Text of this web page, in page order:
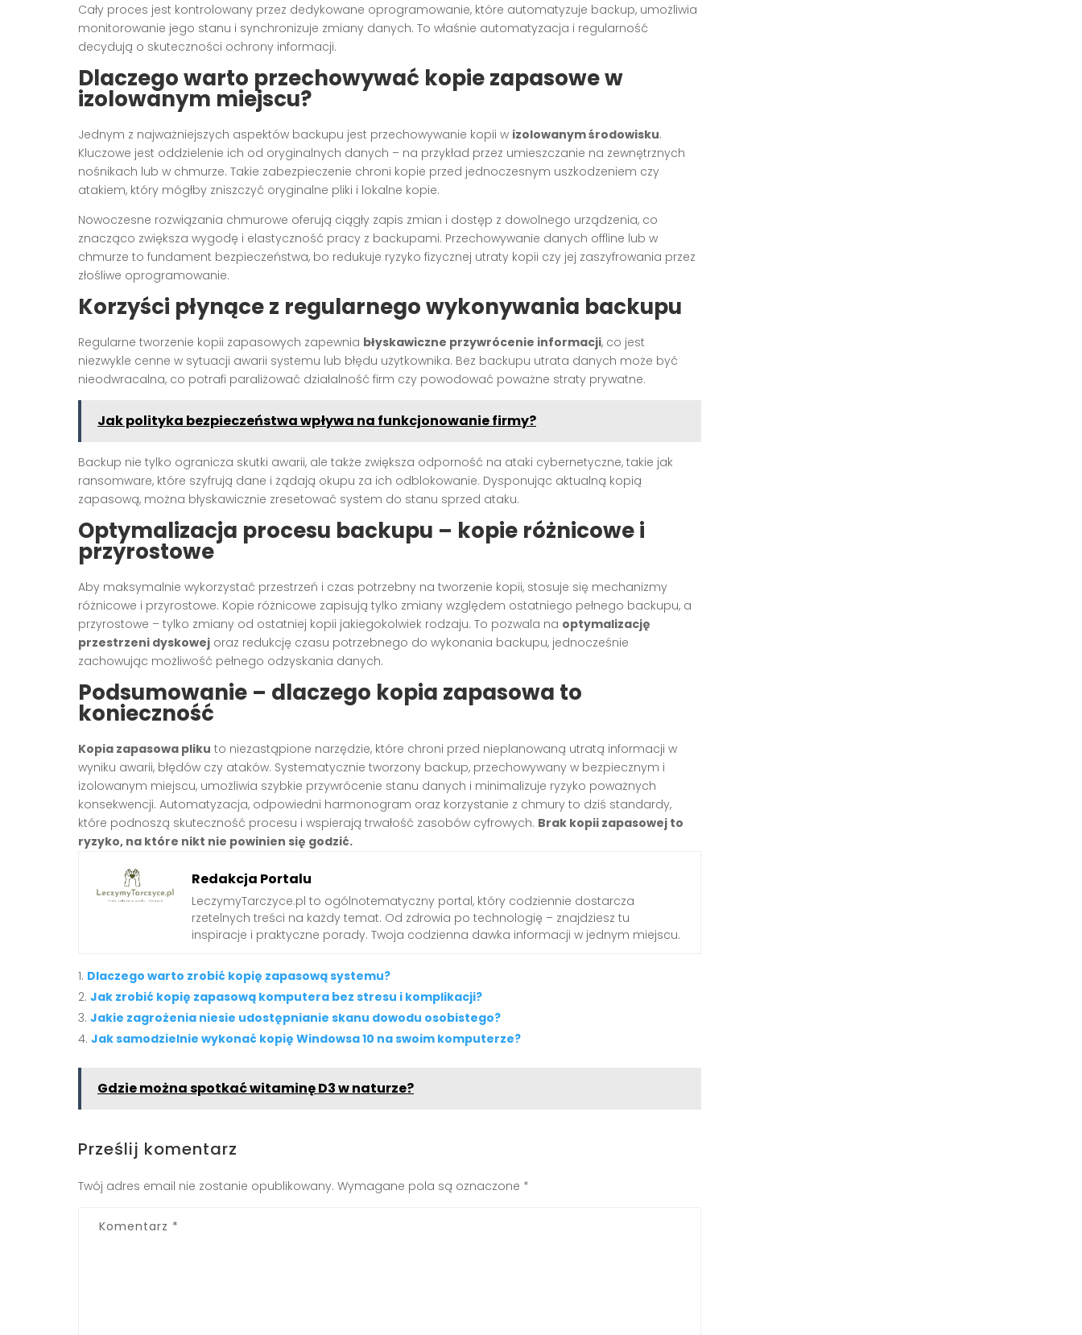
Cały proces jest kontrolowany przez dedykowane oprogramowanie, które automatyzuje backup, umożliwia
monitorowanie jego stanu i synchronizuje zmiany danych. To właśnie automatyzacja i regularność
decydują o skuteczności ochrony informacji.
Dlaczego warto przechowywać kopie zapasowe w
izolowanym miejscu?
Jednym z najważniejszych aspektów backupu jest przechowywanie kopii w izolowanym środowisku.
Kluczowe jest oddzielenie ich od oryginalnych danych – na przykład przez umieszczanie na zewnętrznych
nośnikach lub w chmurze. Takie zabezpieczenie chroni kopie przed jednoczesnym uszkodzeniem czy
atakiem, który mógłby zniszczyć oryginalne pliki i lokalne kopie.
Nowoczesne rozwiązania chmurowe oferują ciągły zapis zmian i dostęp z dowolnego urządzenia, co
znacząco zwiększa wygodę i elastyczność pracy z backupami. Przechowywanie danych offline lub w
chmurze to fundament bezpieczeństwa, bo redukuje ryzyko fizycznej utraty kopii czy jej zaszyfrowania przez
złośliwe oprogramowanie.
Korzyści płynące z regularnego wykonywania backupu
Regularne tworzenie kopii zapasowych zapewnia błyskawiczne przywrócenie informacji, co jest
niezwykle cenne w sytuacji awarii systemu lub błędu użytkownika. Bez backupu utrata danych może być
nieodwracalna, co potrafi paraliżować działalność firm czy powodować poważne straty prywatne.
Jak polityka bezpieczeństwa wpływa na funkcjonowanie firmy?
Backup nie tylko ogranicza skutki awarii, ale także zwiększa odporność na ataki cybernetyczne, takie jak
ransomware, które szyfrują dane i żądają okupu za ich odblokowanie. Dysponując aktualną kopią
zapasową, można błyskawicznie zresetować system do stanu sprzed ataku.
Optymalizacja procesu backupu – kopie różnicowe i
przyrostowe
Aby maksymalnie wykorzystać przestrzeń i czas potrzebny na tworzenie kopii, stosuje się mechanizmy
różnicowe i przyrostowe. Kopie różnicowe zapisują tylko zmiany względem ostatniego pełnego backupu, a
przyrostowe – tylko zmiany od ostatniej kopii jakiegokolwiek rodzaju. To pozwala na optymalizację
przestrzeni dyskowej oraz redukcję czasu potrzebnego do wykonania backupu, jednocześnie
zachowując możliwość pełnego odzyskania danych.
Podsumowanie – dlaczego kopia zapasowa to
konieczność
Kopia zapasowa pliku to niezastąpione narzędzie, które chroni przed nieplanowaną utratą informacji w
wyniku awarii, błędów czy ataków. Systematycznie tworzony backup, przechowywany w bezpiecznym i
izolowanym miejscu, umożliwia szybkie przywrócenie stanu danych i minimalizuje ryzyko poważnych
konsekwencji. Automatyzacja, odpowiedni harmonogram oraz korzystanie z chmury to dziś standardy,
które podnoszą skuteczność procesu i wspierają trwałość zasobów cyfrowych. Brak kopii zapasowej to
ryzyko, na które nikt nie powinien się godzić.
Redakcja Portalu
LeczymyTarczyce.pl to ogólnotematyczny portal, który codziennie dostarcza
rzetelnych treści na każdy temat. Od zdrowia po technologię – znajdziesz tu
inspiracje i praktyczne porady. Twoja codzienna dawka informacji w jednym miejscu.
Dlaczego warto zrobić kopię zapasową systemu?
Jak zrobić kopię zapasową komputera bez stresu i komplikacji?
Jakie zagrożenia niesie udostępnianie skanu dowodu osobistego?
Jak samodzielnie wykonać kopię Windowsa 10 na swoim komputerze?
Gdzie można spotkać witaminę D3 w naturze?
Prześlij komentarz
Twój adres email nie zostanie opublikowany. Wymagane pola są oznaczone *